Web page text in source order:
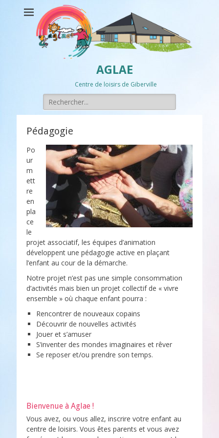
AGLAE
Centre de loisirs de Giberville
Rechercher :
Pédagogie
Po
ur
m
ett
re
en
pla
ce
le
projet associatif, les équipes d’animation
développent une pédagogie active en plaçant
l’enfant au cour de la démarche.
Notre projet n’est pas une simple consommation
d’activités mais bien un projet collectif de « vivre
ensemble » où chaque enfant pourra :
Rencontrer de nouveaux copains
Découvrir de nouvelles activités
Jouer et s’amuser
S’inventer des mondes imaginaires et rêver
Se reposer et/ou prendre son temps.
Bienvenue à Aglae !
Vous avez, ou vous allez, inscrire votre enfant au
centre de loisirs. Vous êtes parents et vous avez